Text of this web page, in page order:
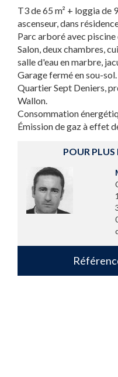
T3 de 65 m² + loggia de
ascenseur, dans
Parc arboré avec
Salon, deux chambres,
salle d'eau en marbre,
Garage fermé en sou-sol.
Quartier Sept Deniers,
Wallon.
Consommation
Émission de gaz à effet
POUR